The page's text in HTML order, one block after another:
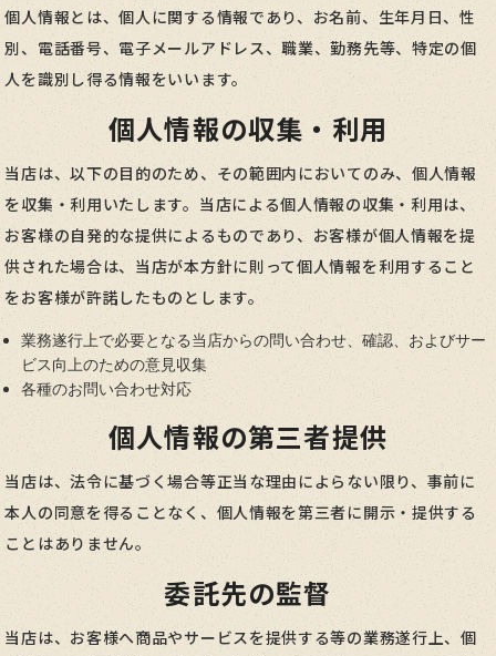
個人情報とは、個人に関する情報であり、お名前、生年月日、性
別、電話番号、電子メールアドレス、職業、勤務先等、特定の個
人を識別し得る情報をいいます。
個人情報の収集・利用
当店は、以下の目的のため、その範囲内においてのみ、個人情報
を収集・利用いたします。当店による個人情報の収集・利用は、
お客様の自発的な提供によるものであり、お客様が個人情報を提
供された場合は、当店が本方針に則って個人情報を利用すること
をお客様が許諾したものとします。
業務遂行上で必要となる当店からの問い合わせ、確認、およびサー
ビス向上のための意見収集
各種のお問い合わせ対応
個人情報の第三者提供
当店は、法令に基づく場合等正当な理由によらない限り、事前に
本人の同意を得ることなく、個人情報を第三者に開示・提供する
ことはありません。
委託先の監督
当店は、お客様へ商品やサービスを提供する等の業務遂行上、個